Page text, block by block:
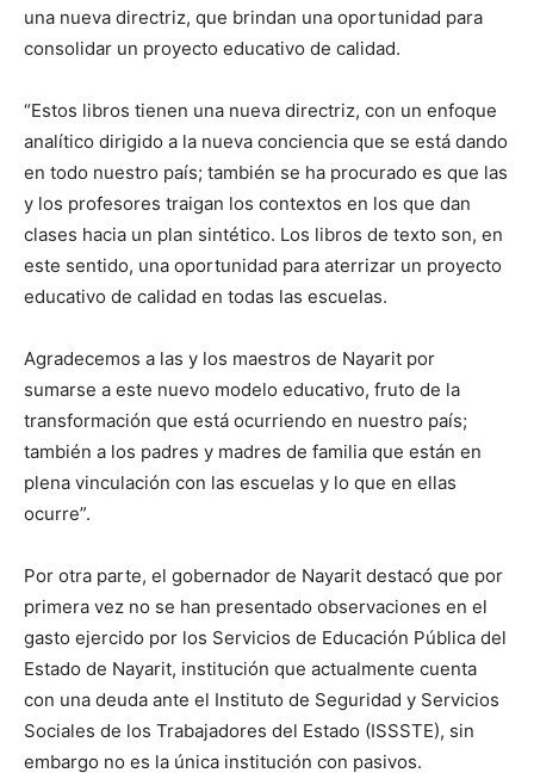
una nueva directriz, que brindan una oportunidad para
consolidar un proyecto educativo de calidad.
“Estos libros tienen una nueva directriz, con un enfoque
analítico dirigido a la nueva conciencia que se está dando
en todo nuestro país; también se ha procurado es que las
y los profesores traigan los contextos en los que dan
clases hacia un plan sintético. Los libros de texto son, en
este sentido, una oportunidad para aterrizar un proyecto
educativo de calidad en todas las escuelas.
Agradecemos a las y los maestros de Nayarit por
sumarse a este nuevo modelo educativo, fruto de la
transformación que está ocurriendo en nuestro país;
también a los padres y madres de familia que están en
plena vinculación con las escuelas y lo que en ellas
ocurre”.
Por otra parte, el gobernador de Nayarit destacó que por
primera vez no se han presentado observaciones en el
gasto ejercido por los Servicios de Educación Pública del
Estado de Nayarit, institución que actualmente cuenta
con una deuda ante el Instituto de Seguridad y Servicios
Sociales de los Trabajadores del Estado (ISSSTE), sin
embargo no es la única institución con pasivos.